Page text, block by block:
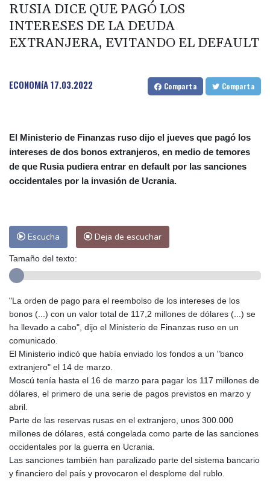
París obliga a usuarios de patinetas eléctricas a llevar casco
ante aumento de lesiones
Muere el padre de Lionel Messi a los 68 años
comerciales
RUSIA DICE QUE PAGÓ LOS
INTERESES DE LA DEUDA
EXTRANJERA, EVITANDO EL DEFAULT
ECONOMíA17.03.2022 Comparta Comparta
El Ministerio de Finanzas ruso dijo el jueves que pagó los
intereses de dos bonos extranjeros, en medio de temores
de que Rusia pudiera entrar en default por las sanciones
occidentales por la invasión de Ucrania.
Escucha Deja de escuchar
Tamaño del texto:
"La orden de pago para el reembolso de los intereses de los
bonos (...) con un valor total de 117,2 millones de dólares (...) se
ha llevado a cabo", dijo el Ministerio de Finanzas ruso en un
comunicado.
El Ministerio indicó que había enviado los fondos a un "banco
extranjero" el 14 de marzo.
Moscú tenía hasta el 16 de marzo para pagar los 117 millones de
dólares, el primero de una serie de pagos previstos en marzo y
abril.
Parte de las reservas rusas en el extranjero, unos 300.000
millones de dólares, está congelada como parte de las sanciones
occidentales por la guerra en Ucrania.
Las sanciones también han paralizado parte del sistema bancario
y financiero del país y provocaron el desplome del rublo.